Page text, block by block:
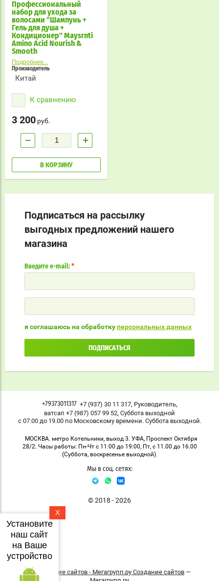
Профессиональный
набор для ухода за
волосами "Шампунь +
Гель для душа +
Кондиционер" Maysrnti
Amino Acid Nourish &
Smooth
Подробнее...
Производитель
Китай
К сравнению
3 200 руб.
− +
В КОРЗИНУ
Подписаться на рассылку
выгодных предложений нашего
магазина
Введите e-mail: *
я соглашаюсь на обработкуперсональных данных
ПОДПИСАТЬСЯ
+79373011317 +7 (937) 30 11 317, Руководитель,
ватсап +7 (987) 057 99 52, Суббота выходной
с 07.00 до 19.00 по Московскому времени. Суббота выходной.
МОСКВА. метро Котельники, выход 3. УФА, Проспект Октября
28/2. Часы работы: Пн-Чт с 11:00 до 19:00, Пт, с 11.00 до 16.00
(Суббота, воскресенье выходной).
Мы в соц. сетях:
© 2018 - 2026
Создание сайтов —
X
Установите
наш сайт
на Ваше
устройство